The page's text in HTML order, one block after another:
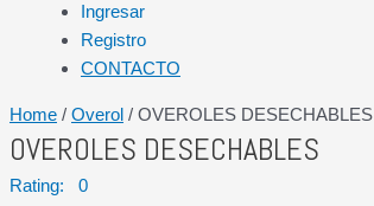
Ingresar
Registro
CONTACTO
Home / Overol / OVEROLES DESECHABLES
OVEROLES DESECHABLES
Rating: 0